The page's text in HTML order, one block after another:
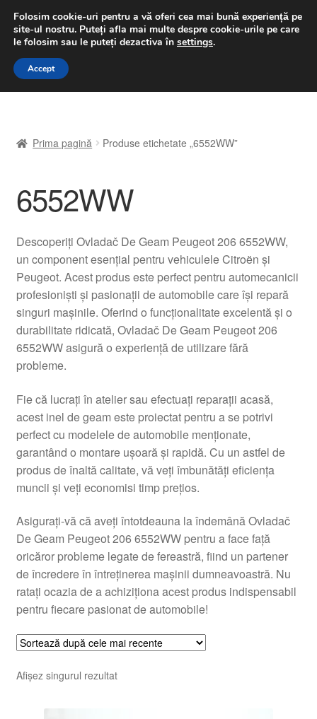
LIVRARE de la 33 lei
luni-vineri 9 a.m. - 4 p.m.031 229 6816
Sari
Sari
A lua legatura
Contul meu
Despre noi
Finalizare comandă
Livrare
Plângere
Plățile
Politică de confidențialitate
Procedura de reclamație
Termeni si conditii
Prima pagină Produse etichetate „6552WW”
6552WW
Descoperiți Ovladač De Geam Peugeot 206 6552WW,
un component esențial pentru vehiculele Citroën și
Peugeot. Acest produs este perfect pentru automecanicii
profesioniști și pasionații de automobile care își repară
singuri mașinile. Oferind o funcționalitate excelentă și o
durabilitate ridicată, Ovladač De Geam Peugeot 206
6552WW asigură o experiență de utilizare fără
probleme.
Fie că lucrați în atelier sau efectuați reparații acasă,
acest inel de geam este proiectat pentru a se potrivi
perfect cu modelele de automobile menționate,
garantând o montare ușoară și rapidă. Cu un astfel de
produs de înaltă calitate, vă veți îmbunătăți eficiența
muncii și veți economisi timp prețios.
Asigurați-vă că aveți întotdeauna la îndemână Ovladač
De Geam Peugeot 206 6552WW pentru a face față
oricăror probleme legate de fereastră, fiind un partener
de încredere în întreținerea mașinii dumneavoastră. Nu
ratați ocazia de a achiziționa acest produs indispensabil
pentru fiecare pasionat de automobile!
Afișez singurul rezultat
Folosim cookie-uri pentru a vă oferi cea mai bună experiență pe
site-ul nostru. Puteți afla mai multe despre cookie-urile pe care
le folosim sau le puteți dezactiva în settings.
Accept